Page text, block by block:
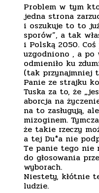
Problem w tym
jedna strona
i oszukuje to to
sporów”, a tak
i Polską 2050.
uzgodniono , a po
odmieniło ku
(tak przynajmniej
Panie ze strajku
Tuska za to, że
aborcja na
na to zasługują,
mizoginem.
że takie rzeczy
a tej Du*a nie
Te panie tego nie
do głosowania
wyborach.
Niestety, kłótnie
ludzie.